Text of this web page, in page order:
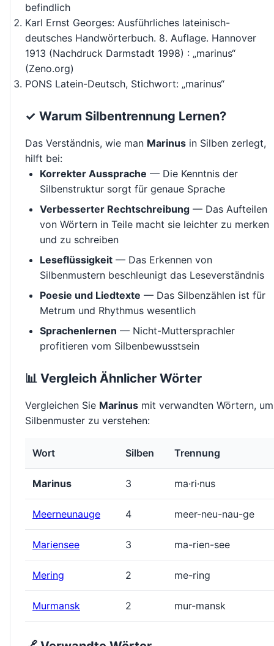
befindlich
Karl Ernst Georges: Ausführliches lateinisch-
deutsches Handwörterbuch. 8. Auflage. Hannover
1913 (Nachdruck Darmstadt 1998) : „marinus“
(Zeno.org)
PONS Latein-Deutsch, Stichwort: „marinus“
✓ Warum Silbentrennung Lernen?
Das Verständnis, wie man Marinus in Silben zerlegt,
hilft bei:
Korrekter Aussprache — Die Kenntnis der
Silbenstruktur sorgt für genaue Sprache
Verbesserter Rechtschreibung — Das Aufteilen
von Wörtern in Teile macht sie leichter zu merken
und zu schreiben
Leseflüssigkeit — Das Erkennen von
Silbenmustern beschleunigt das Leseverständnis
Poesie und Liedtexte — Das Silbenzählen ist für
Metrum und Rhythmus wesentlich
Sprachenlernen — Nicht-Muttersprachler
profitieren vom Silbenbewusstsein
📊 Vergleich Ähnlicher Wörter
Vergleichen Sie Marinus mit verwandten Wörtern, um
Silbenmuster zu verstehen:
Wort Silben Trennung
Marinus 3 ma·ri·nus
Meerneunauge 4 meer-neu-nau-ge
Mariensee 3 ma-rien-see
Mering 2 me-ring
Murmansk 2 mur-mansk